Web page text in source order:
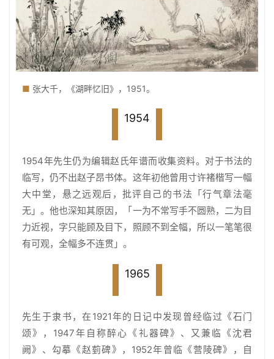
一
百
例
■ 张大千，《湖畔忆旧》，1951。
1954
1954年先生仍为编辑赵氏年谱而收集资料。对于书法的
临写，仍不出赵子昂书体。这年初他曾用寸许褚楷写一幅
大中堂，悬之远观后，批评自己的书法「行气章法毫
无」。他也深知其原因，「一为不常写手不圆熟，二为目
力近视，字只能顾及目下，照顾不到全幅，所以一笔笔很
有可观，全幅多不连贯」。
1965
先生于隶书，在1921年的日记中发现曾经临过《石门
颂》，1947年自称醉心《礼器碑》、又兼临《沈君
阙》、勾摹《赵菿碑》，1952年曾临《营陵碑》，自